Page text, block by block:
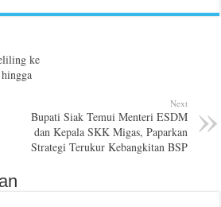
ke
Next
Bupati Siak Temui Menteri ESDM
dan Kepala SKK Migas, Paparkan
Strategi Terukur Kebangkitan BSP